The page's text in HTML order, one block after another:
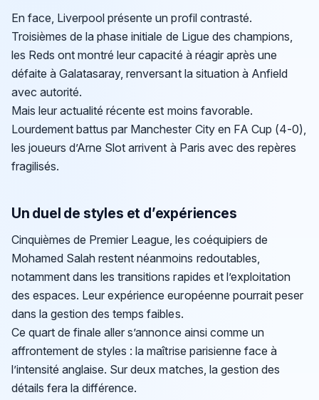
En face, Liverpool présente un profil contrasté.
Troisièmes de la phase initiale de Ligue des champions,
les Reds ont montré leur capacité à réagir après une
défaite à Galatasaray, renversant la situation à Anfield
avec autorité.
Mais leur actualité récente est moins favorable.
Lourdement battus par Manchester City en FA Cup (4-0),
les joueurs d’Arne Slot arrivent à Paris avec des repères
fragilisés.
Un duel de styles et d’expériences
Cinquièmes de Premier League, les coéquipiers de
Mohamed Salah restent néanmoins redoutables,
notamment dans les transitions rapides et l’exploitation
des espaces. Leur expérience européenne pourrait peser
dans la gestion des temps faibles.
Ce quart de finale aller s’annonce ainsi comme un
affrontement de styles : la maîtrise parisienne face à
l’intensité anglaise. Sur deux matches, la gestion des
détails fera la différence.